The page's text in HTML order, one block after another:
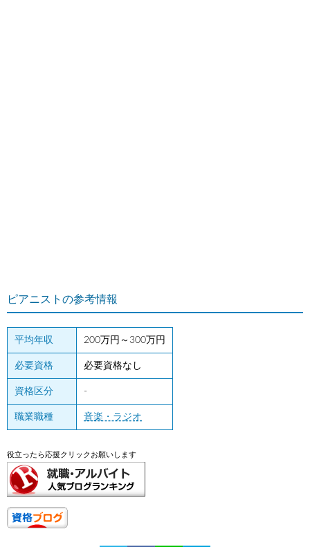
ピアニストの参考情報
平均年収 200万円～300万円
必要資格 必要資格なし
資格区分 -
職業職種 音楽・ラジオ
役立ったら応援クリックお願いします